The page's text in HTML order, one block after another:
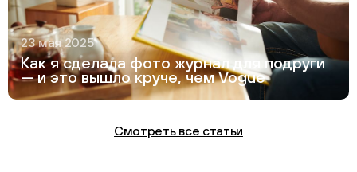
23 мая 2025
Как я сделала фото журнал для подруги
— и это вышло круче, чем Vogue
Смотреть все статьи